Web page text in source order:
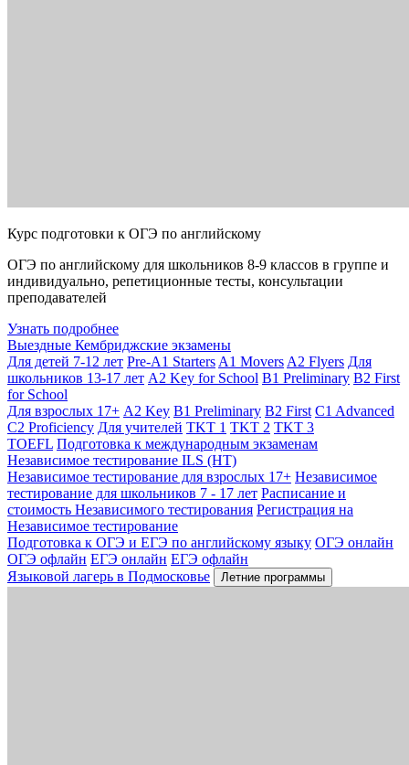
Курс подготовки к ОГЭ по английскому
ОГЭ по английскому для школьников 8-9 классов в группе и
индивидуально, репетиционные тесты, консультации
преподавателей
Узнать подробнее
Выездные Кембриджские экзамены
Для детей 7-12 лет Pre-A1 Starters A1 Movers A2 Flyers Для
школьников 13-17 лет A2 Key for School B1 Preliminary B2 First
for School
Для взрослых 17+ A2 Key B1 Preliminary B2 First C1 Advanced
C2 Proficiency Для учителей TKT 1 TKT 2 TKT 3
TOEFL Подготовка к международным экзаменам
Независимое тестирование ILS (НТ)
Независимое тестирование для взрослых 17+ Независимое
тестирование для школьников 7 - 17 лет Расписание и
стоимость Независимого тестирования Регистрация на
Независимое тестирование
Подготовка к ОГЭ и ЕГЭ по английскому языку ОГЭ онлайн
ОГЭ офлайн ЕГЭ онлайн ЕГЭ офлайн
Языковой лагерь в Подмосковье
Летние программы